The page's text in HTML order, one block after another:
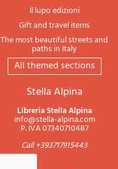
Il lupo edizioni
Gift and travel items
The most beautiful streets and
paths in Italy
All themed sections
Stella Alpina
Libreria Stella Alpina
info@stella-alpina.com
P. IVA 07340710487
Call +393717915443